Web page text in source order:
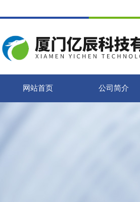
网站首页 公司简介